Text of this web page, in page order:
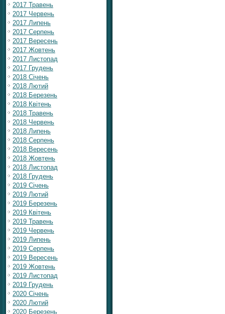
2017 Травень
2017 Червень
2017 Липень
2017 Серпень
2017 Вересень
2017 Жовтень
2017 Листопад
2017 Грудень
2018 Січень
2018 Лютий
2018 Березень
2018 Квітень
2018 Травень
2018 Червень
2018 Липень
2018 Серпень
2018 Вересень
2018 Жовтень
2018 Листопад
2018 Грудень
2019 Січень
2019 Лютий
2019 Березень
2019 Квітень
2019 Травень
2019 Червень
2019 Липень
2019 Серпень
2019 Вересень
2019 Жовтень
2019 Листопад
2019 Грудень
2020 Січень
2020 Лютий
2020 Березень